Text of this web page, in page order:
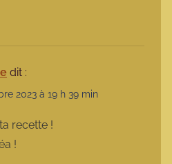
dit :
2023 à 19 h 39 min
recette !
!